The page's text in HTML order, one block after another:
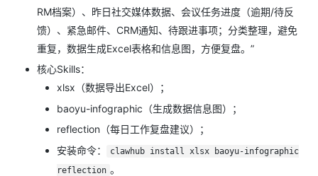
RM档案）、昨日社交媒体数据、会议任务进度（逾期/待反
馈）、紧急邮件、CRM通知、待跟进事项；分类整理，避免
重复，数据生成Excel表格和信息图，方便复盘。”
核心Skills：
xlsx（数据导出Excel）；
baoyu-infographic（生成数据信息图）；
reflection（每日工作复盘建议）；
安装命令：
clawhub install xlsx baoyu-infographic
reflection 。